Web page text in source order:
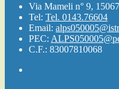
Via Mameli n° 9,
Tel: Tel. 0143.76604
Email:
PEC:
C.F.: 83007810068